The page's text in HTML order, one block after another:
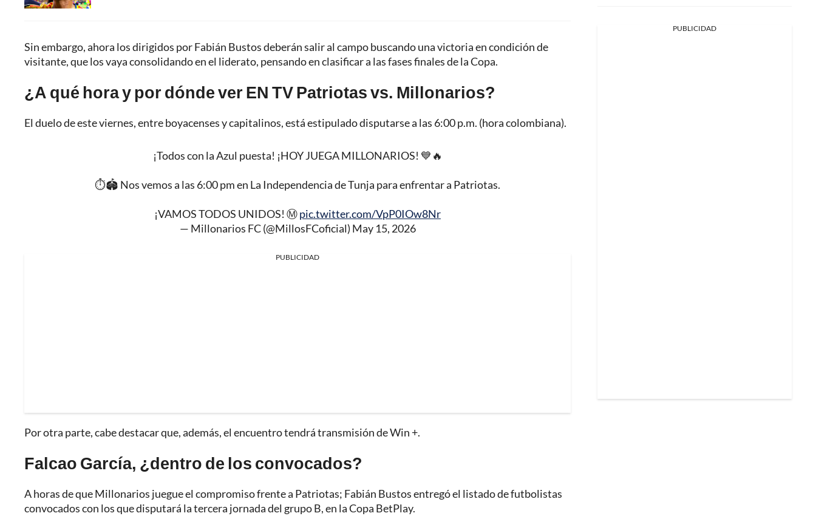
Sin embargo, ahora los dirigidos por Fabián Bustos deberán salir al campo buscando una victoria en condición de
visitante, que los vaya consolidando en el liderato, pensando en clasificar a las fases finales de la Copa.
¿A qué hora y por dónde ver EN TV Patriotas vs. Millonarios?
El duelo de este viernes, entre boyacenses y capitalinos, está estipulado disputarse a las 6:00 p.m. (hora colombiana).
¡Todos con la Azul puesta! ️¡HOY JUEGA MILLONARIOS! 💙🔥
⏱️🏟️ Nos vemos a las 6:00 pm en La Independencia de Tunja para enfrentar a Patriotas.
¡VAMOS TODOS UNIDOS! Ⓜ️pic.twitter.com/VpP0IOw8Nr
— Millonarios FC (@MillosFCoficial) May 15, 2026
PUBLICIDAD
Por otra parte, cabe destacar que, además, el encuentro tendrá transmisión de Win +.
Falcao García, ¿dentro de los convocados?
A horas de que Millonarios juegue el compromiso frente a Patriotas; Fabián Bustos entregó el listado de futbolistas
convocados con los que disputará la tercera jornada del grupo B, en la Copa BetPlay.
PUBLICIDAD